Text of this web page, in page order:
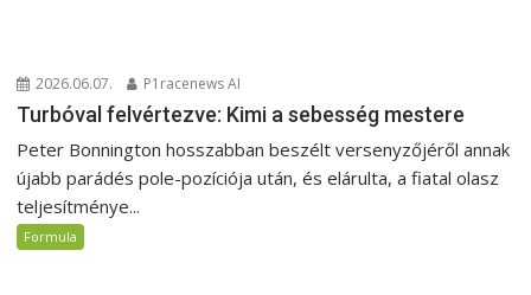
2026.06.07. P1racenews AI
Turbóval felvértezve: Kimi a sebesség mestere
Peter Bonnington hosszabban beszélt versenyzőjéről annak
újabb parádés pole-pozíciója után, és elárulta, a fiatal olasz
teljesítménye...
Formula